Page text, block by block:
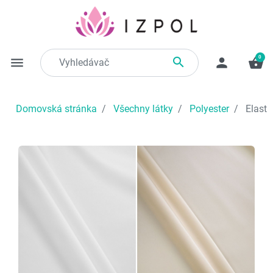
menu  person shopping_basket
0
Domovská stránka Všechny látky Polyester